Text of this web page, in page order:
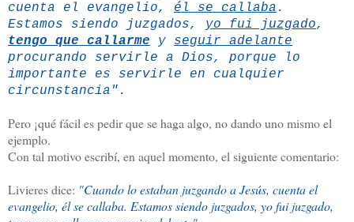
cuenta el evangelio, él se callaba .
Estamos siendo juzgados, yo fui juzgado,
tengo que callarme y seguir adelante
procurando servirle a Dios, porque lo
importante es servirle en cualquier
circunstancia".
Pero ¡qué fácil es pedir que se haga algo, no dando uno mismo el
ejemplo.
Con tal motivo escribí, en aquel momento, el siguiente comentario:
Livieres dice: "Cuando lo estaban juzgando a Jesús, cuenta el
evangelio, él se callaba. Estamos siendo juzgados, yo fui juzgado,